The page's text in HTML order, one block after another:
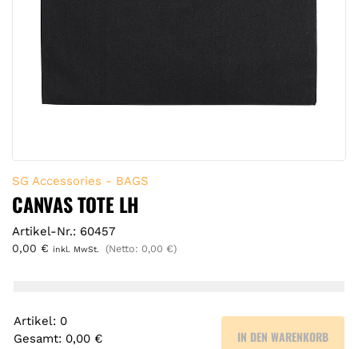
SG Accessories - BAGS
CANVAS TOTE LH
Artikel-Nr.: 60457
0,00 € inkl. MwSt. (Netto: 0,00 €)
Artikel: 0
Gesamt: 0,00 €
IN DEN WARENKORB